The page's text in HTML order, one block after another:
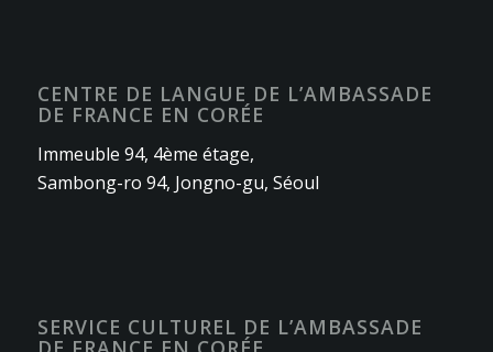
CENTRE DE LANGUE DE L’AMBASSADE
DE FRANCE EN CORÉE
Immeuble 94, 4ème étage,
Sambong-ro 94, Jongno-gu, Séoul
SERVICE CULTUREL DE L’AMBASSADE